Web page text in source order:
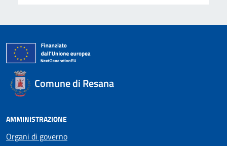
Comune di Resana
AMMINISTRAZIONE
Organi di governo